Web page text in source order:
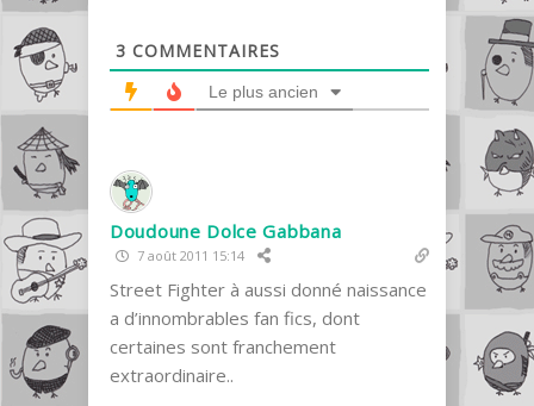
3 COMMENTAIRES
Le plus ancien
Doudoune Dolce Gabbana
7 août 2011 15:14
Street Fighter à aussi donné naissance
a d’innombrables fan fics, dont
certaines sont franchement
extraordinaire..